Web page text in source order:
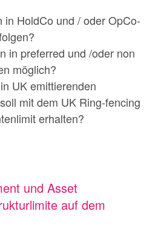
in HoldCo und / oder OpCo-
in preferred und /oder non
möglich?
UK emittierenden
mit dem UK Ring-fencing
erhalten?
und Asset
auf dem